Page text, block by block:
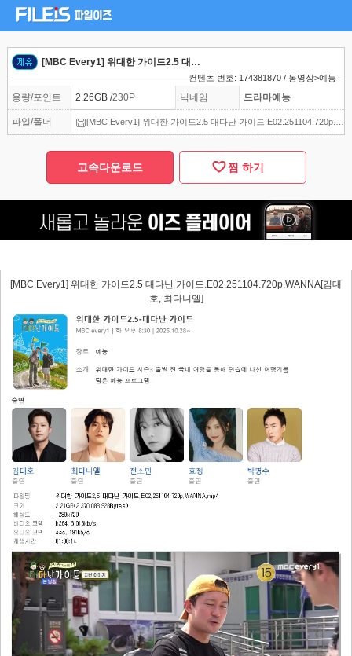
[MBC Every1] 위대한 가이드2.5 대다난 가이드.E02.251104.720p.WANNA[김대호, 최다니엘]
컨텐츠 번호: 174381870 / 동영상>예능
용량/포인트 2.26GB /230P 닉네임 드라마예능
파일/폴더 [MBC Every1] 위대한 가이드2.5 대다난 가이드.E02.251104.720p.WANNA[김대호, 최다니엘].mp4
고속다운로드 찜 하기
[MBC Every1] 위대한 가이드2.5 대다난 가이드.E02.251104.720p.WANNA[김대
호, 최다니엘]